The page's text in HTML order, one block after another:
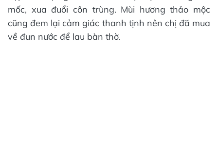
mốc, xua đuổi côn trùng. Mùi hương thảo mộc
cũng đem lại cảm giác thanh tịnh nên chị đã mua
về đun nước để lau bàn thờ.